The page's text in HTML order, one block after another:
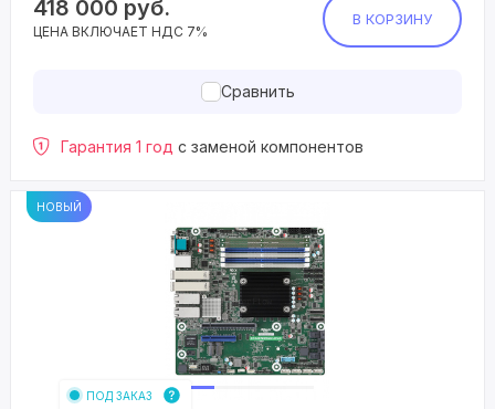
418 000 руб.
ЦЕНА ВКЛЮЧАЕТ НДС 7%
В КОРЗИНУ
Сравнить
Гарантия 1 год с заменой компонентов
НОВЫЙ
ПОД ЗАКАЗ